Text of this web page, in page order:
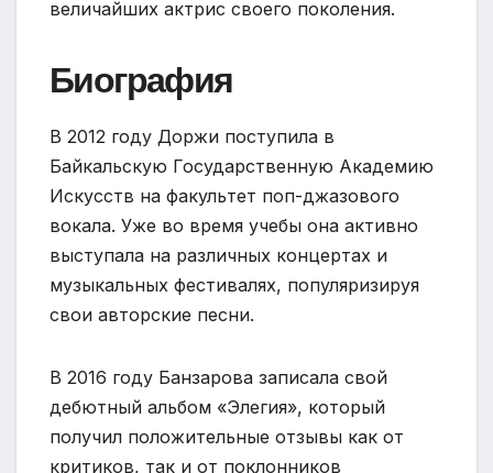
величайших актрис своего поколения.
Биография
В 2012 году Доржи поступила в
Байкальскую Государственную Академию
Искусств на факультет поп-джазового
вокала. Уже во время учебы она активно
выступала на различных концертах и
музыкальных фестивалях, популяризируя
свои авторские песни.
В 2016 году Банзарова записала свой
дебютный альбом «Элегия», который
получил положительные отзывы как от
критиков, так и от поклонников